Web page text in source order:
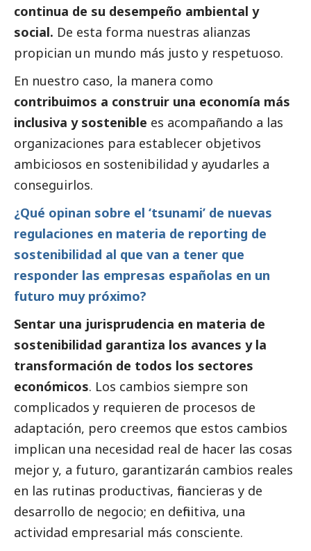
continua de su desempeño ambiental y
social. De esta forma nuestras alianzas
propician un mundo más justo y respetuoso.
En nuestro caso, la manera como
contribuimos a construir una economía más
inclusiva y sostenible es acompañando a las
organizaciones para establecer objetivos
ambiciosos en sostenibilidad y ayudarles a
conseguirlos.
¿Qué opinan sobre el ‘tsunami’ de nuevas
regulaciones en materia de reporting de
sostenibilidad al que van a tener que
responder las empresas españolas en un
futuro muy próximo?
Sentar una jurisprudencia en materia de
sostenibilidad garantiza los avances y la
transformación de todos los sectores
económicos. Los cambios siempre son
complicados y requieren de procesos de
adaptación, pero creemos que estos cambios
implican una necesidad real de hacer las cosas
mejor y, a futuro, garantizarán cambios reales
en las rutinas productivas, financieras y de
desarrollo de negocio; en definitiva, una
actividad empresarial más consciente.